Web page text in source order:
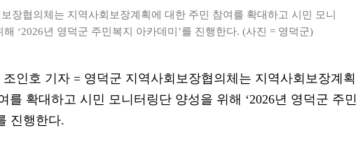
장협의체는 지역사회보장계획에 대한 주민 참여를 확대하고 시민 모니
해 ‘2026년 영덕군 주민복지 아카데미’를 진행한다. (사진 = 영덕군)
조인호 기자 = 영덕군 지역사회보장협의체는 지역사회보장계획
를 확대하고 시민 모니터링단 양성을 위해 ‘2026년 영덕군 주민
진행한다.